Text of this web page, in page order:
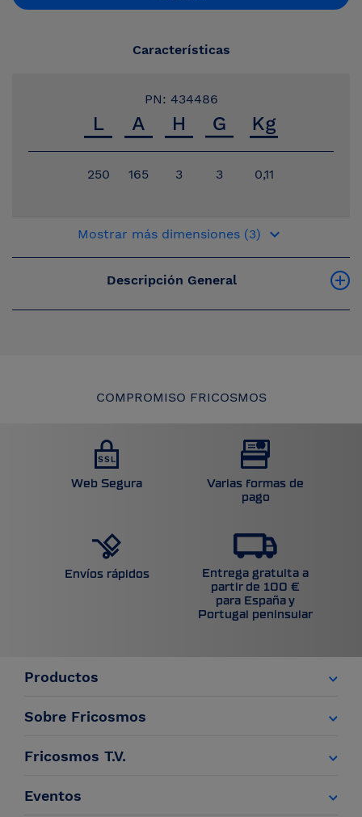
Características
PN: 434486
250 165 3 3 0,11
Mostrar más dimensiones (3) keyboard_arrow_down
Descripción General
COMPROMISO FRICOSMOS
Web Segura
Varias formas de
pago
Envíos rápidos
Entrega gratuita a
partir de 100 €
para España y
Portugal peninsular
Productos
Sobre Fricosmos
Fricosmos T.V.
Eventos